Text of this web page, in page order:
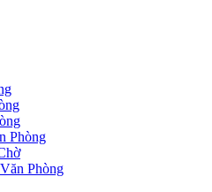
Phòng
Phòng